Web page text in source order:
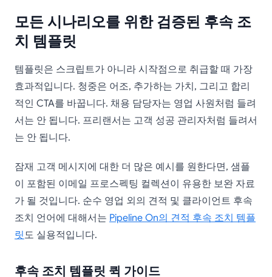
모든 시나리오를 위한 검증된 후속 조
치 템플릿
템플릿은 스크립트가 아니라 시작점으로 취급할 때 가장
효과적입니다. 청중은 어조, 추가하는 가치, 그리고 합리
적인 CTA를 바꿉니다. 채용 담당자는 영업 사원처럼 들려
서는 안 됩니다. 프리랜서는 고객 성공 관리자처럼 들려서
는 안 됩니다.
잠재 고객 메시지에 대한 더 많은 예시를 원한다면, 샘플
이 포함된 이메일 프로스펙팅 컬렉션이 유용한 보완 자료
가 될 것입니다. 순수 영업 외의 견적 및 클라이언트 후속
조치 언어에 대해서는 Pipeline On의 견적 후속 조치 템플
릿도 실용적입니다.
후속 조치 템플릿 퀵 가이드